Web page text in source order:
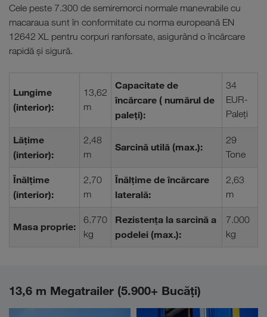
Cele peste 7.300 de semiremorci normale manevrabile cu
macaraua sunt în conformitate cu norma europeană EN
12642 XL pentru corpuri ranforsate, asigurând o încărcare
rapidă și sigură.
Lungime
(interior):
13,62
m
Capacitate de
încărcare ( numărul de
paleți):
34
EUR-
Paleţi
Lățime
(interior):
2,48
m
Sarcină utilă (max.):
29
Tone
Înălțime
(interior):
2,70
m
Înălțime de încărcare
laterală:
2,63
m
Masa proprie:
6.770
kg
Rezistența la sarcină a
podelei (max.):
7.000
kg
13,6 m Megatrailer (5.900+ Bucăţi)